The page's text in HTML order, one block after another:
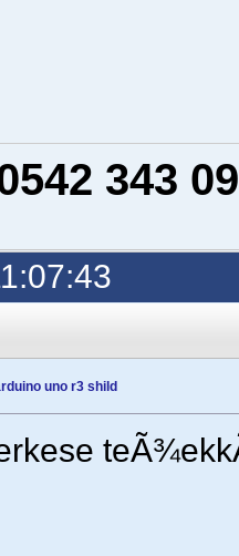
343
uno r3 shild